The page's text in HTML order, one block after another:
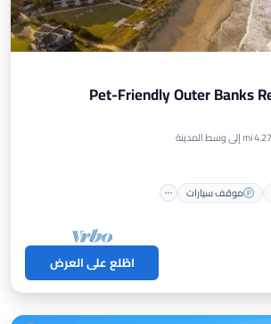
Pet-Friendly Outer Banks
4.27 mi إلى وسط المدينة
موقف سيارات
ساخن
شرفة / تراس
اطّلع على العرض